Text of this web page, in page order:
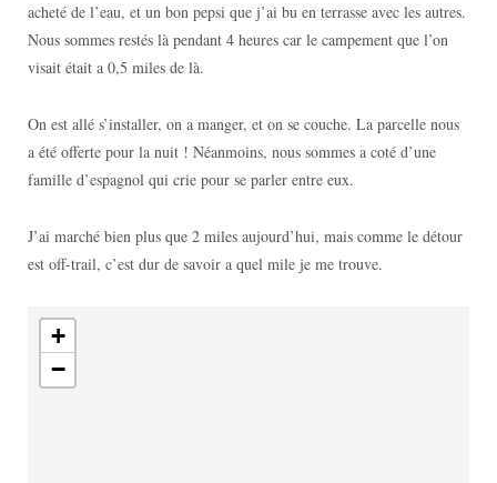
acheté de l’eau, et un bon pepsi que j’ai bu en terrasse avec les autres.
Nous sommes restés là pendant 4 heures car le campement que l’on
visait était a 0,5 miles de là.
On est allé s’installer, on a manger, et on se couche. La parcelle nous
a été offerte pour la nuit ! Néanmoins, nous sommes a coté d’une
famille d’espagnol qui crie pour se parler entre eux.
J’ai marché bien plus que 2 miles aujourd’hui, mais comme le détour
est off-trail, c’est dur de savoir a quel mile je me trouve.
+
−